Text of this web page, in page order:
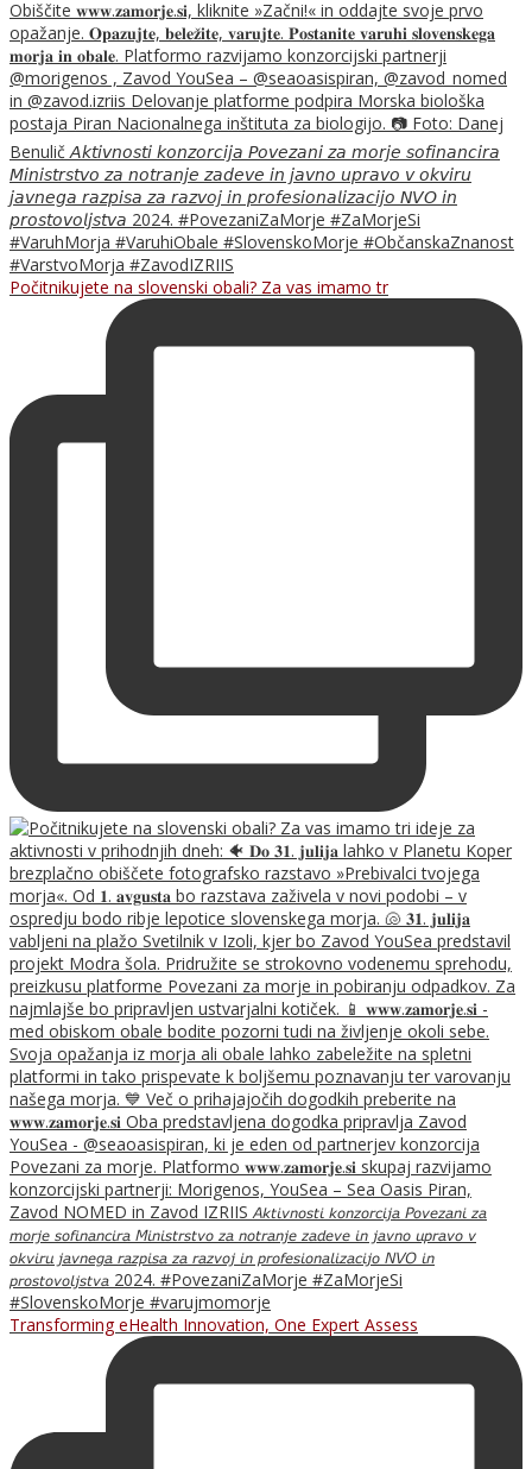
Počitnikujete na slovenski obali? Za vas imamo tr
Transforming eHealth Innovation, One Expert Assess